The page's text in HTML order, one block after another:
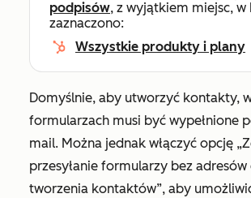
podpisów, z wyjątkiem miejsc,
zaznaczono:
Wszystkie produkty i plany
Domyślnie, aby utworzyć kontakty,
formularzach musi być wypełnione
mail. Można jednak włączyć opcję
przesyłanie formularzy bez
tworzenia kontaktów”, aby